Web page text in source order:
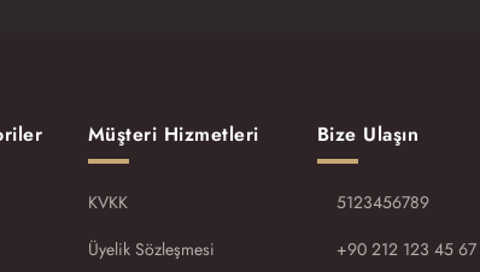
Müşteri Hizmetleri
KVKK
Üyelik Sözleşmesi
Bize Ulaşın
5123456789
+90 212 123 45 67